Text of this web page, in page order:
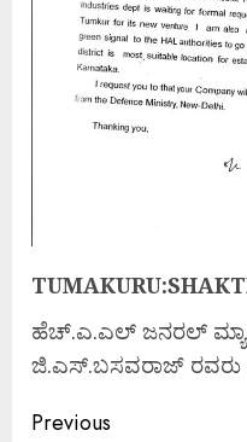
ಹೆಚ್.ಎ.ಎಲ್ ಜನರಲ್
ಜಿ.ಎಸ್.ಬಸವರಾಜ್ ರವರು
Previous